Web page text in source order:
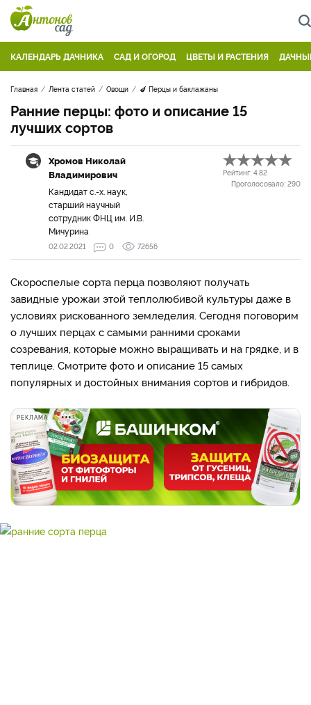
КАЛЕНДАРЬ ДАЧНИКА САД И ОГОРОД ЦВЕТЫ И РАСТЕНИЯ
Главная Лента статей Овощи 🍆 Перцы и баклажаны
Ранние перцы: фото и описание 15
лучших сортов
Хромов Николай
Владимирович
Кандидат с.-х. наук,
старший научный
сотрудник ФНЦ им. И.В.
Мичурина
Рейтинг: 4.82
Проголосовало: 290
02.02.2021 0 72656
Скороспелые сорта перца позволяют получать
завидные урожаи этой теплолюбивой культуры даже в
условиях рискованного земледелия. Сегодня поговорим
о лучших перцах с самыми ранними сроками
созревания, которые можно выращивать и на грядке, и в
теплице. Смотрите фото и описание 15 самых
популярных и достойных внимания сортов и гибридов.
РЕКЛАМА